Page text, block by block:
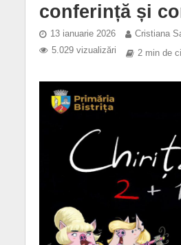
conferință și
13 ianuarie 2026
Cristiana
5.029 vizualizări
2 min de